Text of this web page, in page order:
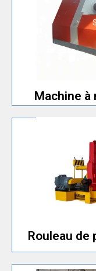
Machine
Machine à
peut éditer le
Rouleau de
Avec PLC pour
de pliage.
modèles de